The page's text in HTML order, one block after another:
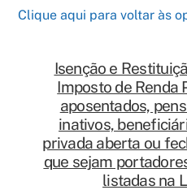
Clique aqui para voltar às
Isenção e
Imposto de Renda
aposentados,
inativos,
privada aberta ou
que sejam
listadas na